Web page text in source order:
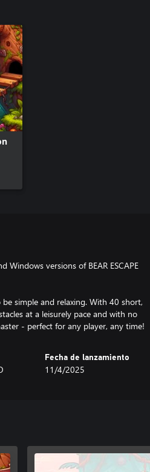
Windows versions of BEAR ESCAPE
simple and relaxing. With 40 short,
at a leisurely pace and with no
- perfect for any player, any time!
Fecha de lanzamiento
11/4/2025